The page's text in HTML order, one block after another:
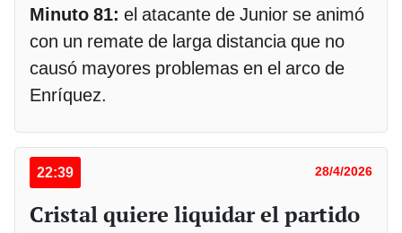
Minuto 81: el atacante de Junior se animó
con un remate de larga distancia que no
causó mayores problemas en el arco de
Enríquez.
22:39 28/4/2026
Cristal quiere liquidar el partido